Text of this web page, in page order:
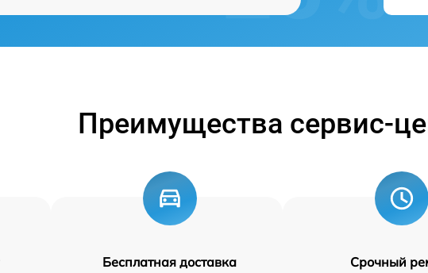
Преимущества сервис-
Бесплатная доставка Срочный